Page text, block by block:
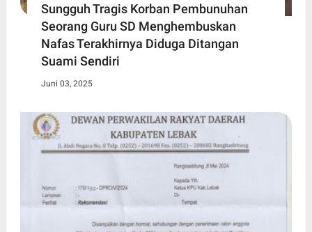
Sungguh Tragis Korban Pembunuhan
Seorang Guru SD Menghembuskan
Nafas Terakhirnya Diduga Ditangan
Suami Sendiri
Juni 03, 2025